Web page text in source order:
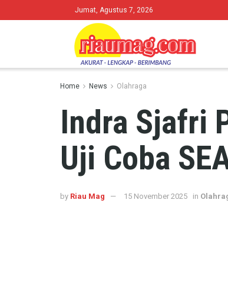
Jumat, Agustus 7, 2026
Home News Olahraga
Indra Sjafri
Uji Coba
by Riau Mag 15 November 2025 in